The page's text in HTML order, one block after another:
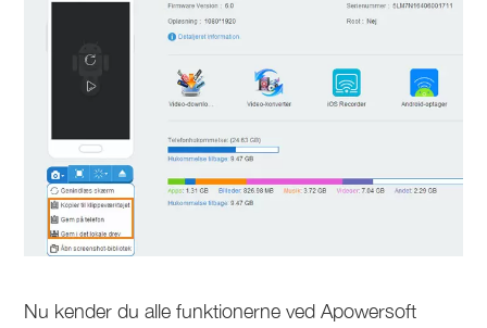
Nu kender du alle funktionerne ved Apowersoft